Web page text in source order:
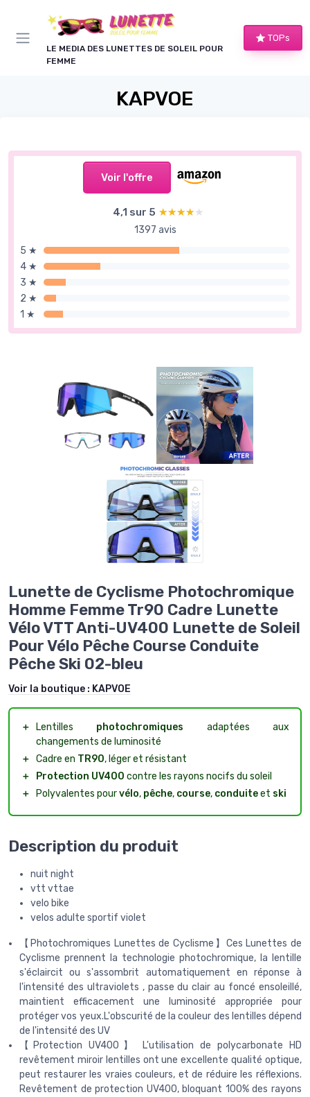
LE MEDIA DES LUNETTES DE SOLEIL POUR
FEMME
TOPs
KAPVOE
Voir l'offre
4,1 sur 5 ★★★★★
★★★★★
1397 avis
5 ★
4 ★
3 ★
2 ★
1 ★
Lunette de Cyclisme Photochromique
Homme Femme Tr90 Cadre Lunette
Vélo VTT Anti-UV400 Lunette de Soleil
Pour Vélo Pêche Course Conduite
Pêche Ski 02-bleu
Voir la boutique : KAPVOE
＋ Lentilles photochromiques adaptées aux
changements de luminosité
＋ Cadre en TR90, léger et résistant
＋
Protection UV400 contre les rayons nocifs du soleil
＋
Polyvalentes pourvélo, pêche, course, conduiteet ski
Description du produit
nuit night
vtt vttae
velo bike
velos adulte sportif violet
【Photochromiques Lunettes de Cyclisme】Ces Lunettes de
Cyclisme prennent la technologie photochromique, la lentille
s'éclaircit ou s'assombrit automatiquement en réponse à
l'intensité des ultraviolets , passe du clair au foncé ensoleillé,
maintient efficacement une luminosité appropriée pour
protéger vos yeux.L'obscurité de la couleur des lentilles dépend
de l'intensité des UV
【Protection UV400】 L'utilisation de polycarbonate HD
revêtement miroir lentilles ont une excellente qualité optique,
peut restaurer les vraies couleurs, et de réduire les réflexions.
Revêtement de protection UV400, bloquant 100% des rayons